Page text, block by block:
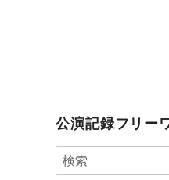
公演記録フリー